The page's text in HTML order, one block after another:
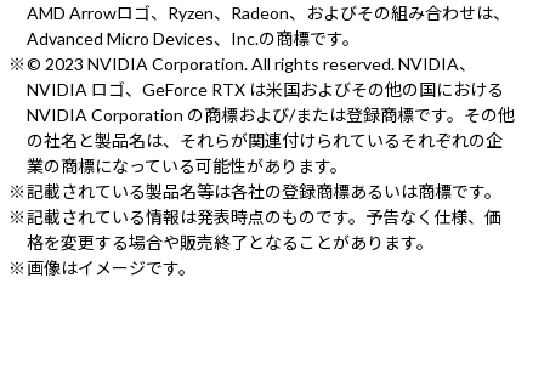
AMD Arrowロゴ、Ryzen、Radeon、およびその組み合わせは、
Advanced Micro Devices、Inc.の商標です。
© 2023 NVIDIA Corporation. All rights reserved. NVIDIA、
NVIDIA ロゴ、GeForce RTX は米国およびその他の国における
NVIDIA Corporation の商標および/または登録商標です。その他
の社名と製品名は、それらが関連付けられているそれぞれの企
業の商標になっている可能性があります。
記載されている製品名等は各社の登録商標あるいは商標です。
記載されている情報は発表時点のものです。予告なく仕様、価
格を変更する場合や販売終了となることがあります。
画像はイメージです。